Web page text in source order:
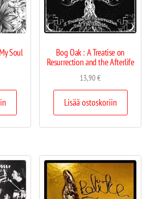
Soul
Bog Oak : A Treatise on
Resurrection and the Afterlife
13,90€
Lisää ostoskoriin